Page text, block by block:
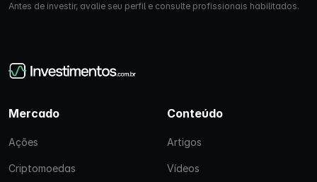
Antes de investir, avalie seu perfil e consulte profissionais habilitados.
Mercado
Ações
Criptomoedas
Conteúdo
Artigos
Vídeos